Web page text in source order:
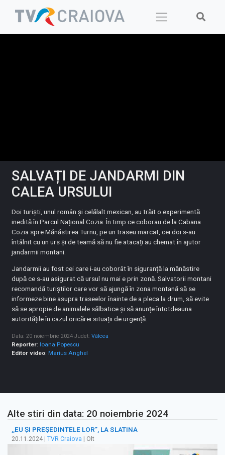
SALVAȚI DE JANDARMI DIN
CALEA URSULUI
Doi turiști, unul român și celălalt mexican, au trăit o experimentă
inedită în Parcul Național Cozia. În timp ce coborau de la Cabana
Cozia spre Mănăstirea Turnu, pe un traseu marcat, cei doi s-au
întâlnit cu un urs și de teamă să nu fie atacați au chemat în ajutor
jandarmii montani.
Jandarmii au fost cei care i-au coborât în siguranță la mănăstire
după ce s-au asigurat că ursul nu mai e prin zonă. Salvatorii montani
recomandă turiștilor care vor să ajungă în zona montană să se
informeze bine asupra traseelor înainte de a pleca la drum, să evite
să se apropie de animalele sălbatice și să anunțe întotdeauna
autoritățile în cazul oricărei situații de urgență.
Data: 20 noiembrie 2024 Judet:Vâlcea
Reporter: Ioana Popescu
Editor video: Marius Anghel
Alte stiri din data: 20 noiembrie 2024
,,EU ȘI PREȘEDINTELE LOR”, LA SLATINA
20.11.2024 TVR Craiova | Olt